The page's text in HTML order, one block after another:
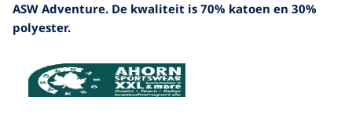
ASW Adventure. De kwaliteit is 70% katoen en 30%
polyester.